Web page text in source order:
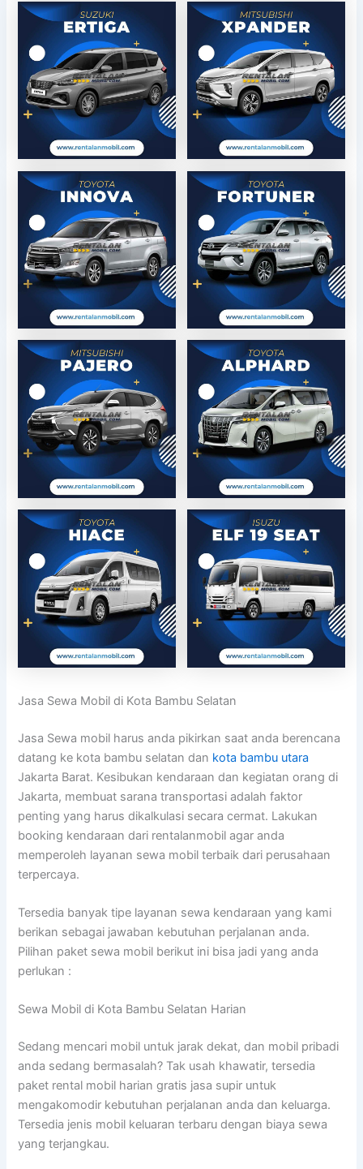
Jasa Sewa Mobil di Kota Bambu Selatan
Jasa Sewa mobil harus anda pikirkan saat anda berencana
datang ke kota bambu selatan dan kota bambu utara
Jakarta Barat. Kesibukan kendaraan dan kegiatan orang di
Jakarta, membuat sarana transportasi adalah faktor
penting yang harus dikalkulasi secara cermat. Lakukan
booking kendaraan dari rentalanmobil agar anda
memperoleh layanan sewa mobil terbaik dari perusahaan
terpercaya.
Tersedia banyak tipe layanan sewa kendaraan yang kami
berikan sebagai jawaban kebutuhan perjalanan anda.
Pilihan paket sewa mobil berikut ini bisa jadi yang anda
perlukan :
Sewa Mobil di Kota Bambu Selatan Harian
Sedang mencari mobil untuk jarak dekat, dan mobil pribadi
anda sedang bermasalah? Tak usah khawatir, tersedia
paket rental mobil harian gratis jasa supir untuk
mengakomodir kebutuhan perjalanan anda dan keluarga.
Tersedia jenis mobil keluaran terbaru dengan biaya sewa
yang terjangkau.